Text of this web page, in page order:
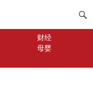
财经
母婴